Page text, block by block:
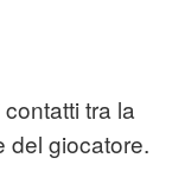
tra la
del giocatore.